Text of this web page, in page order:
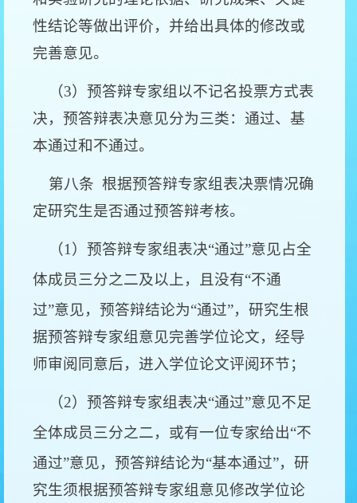
性结论等做出评价，并给出具体的修改或
完善意见。
（3）预答辩专家组以不记名投票方式表
决，预答辩表决意见分为三类：通过、基
本通过和不通过。
第八条 根据预答辩专家组表决票情况确
定研究生是否通过预答辩考核。
（1）预答辩专家组表决“通过”意见占全
体成员三分之二及以上，且没有“不通
过”意见，预答辩结论为“通过”，研究生根
据预答辩专家组意见完善学位论文，经导
师审阅同意后，进入学位论文评阅环节；
（2）预答辩专家组表决“通过”意见不足
全体成员三分之二，或有一位专家给出“不
通过”意见，预答辩结论为“基本通过”，研
究生须根据预答辩专家组意见修改学位论